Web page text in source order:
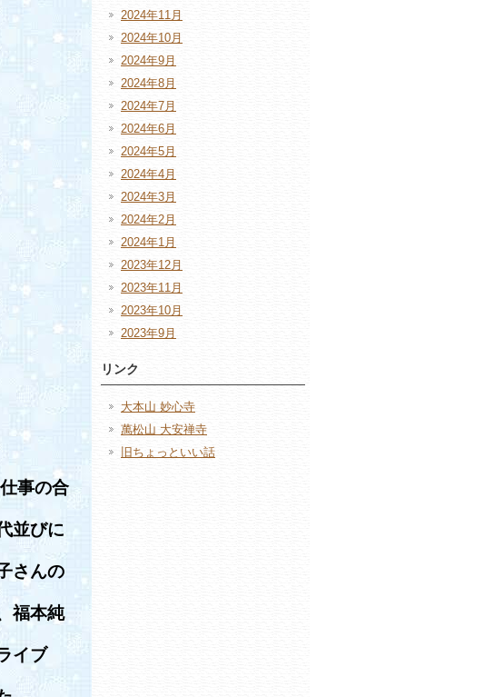
事の合
並びに
さんの
福本純
イブ
2024年11月
2024年10月
2024年9月
2024年8月
2024年7月
2024年6月
2024年5月
2024年4月
2024年3月
2024年2月
2024年1月
2023年12月
2023年11月
2023年10月
2023年9月
リンク
大本山 妙心寺
萬松山 大安禅寺
旧ちょっといい話